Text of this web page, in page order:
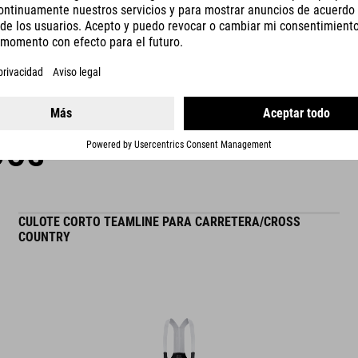
lengüeta ventilada
detalle reflectante en el talón
índice de rigidez: 9
trademark of CUBE Natural Fit products.
READ MORE
CULOTE CORTO TEAMLINE PARA CARRETERA/CROSS
COUNTRY